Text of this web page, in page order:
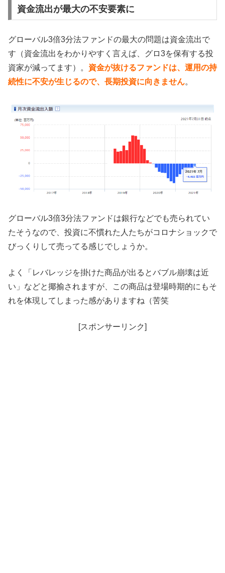
資金流出が最大の不安要素に
グローバル3倍3分法ファンドの最大の問題は資金流出で
す（資金流出をわかりやすく言えば、グロ3を保有する投
資家が減ってます）。 資金が抜けるファンドは、運用の持
続性に不安が生じるので、長期投資に向きません。
グローバル3倍3分法ファンドは銀行などでも売られてい
たそうなので、投資に不慣れた人たちがコロナショックで
びっくりして売ってる感じでしょうか。
よく「レバレッジを掛けた商品が出るとバブル崩壊は近
い」などと揶揄されますが、この商品は登場時期的にもそ
れを体現してしまった感がありますね（苦笑
[スポンサーリンク]